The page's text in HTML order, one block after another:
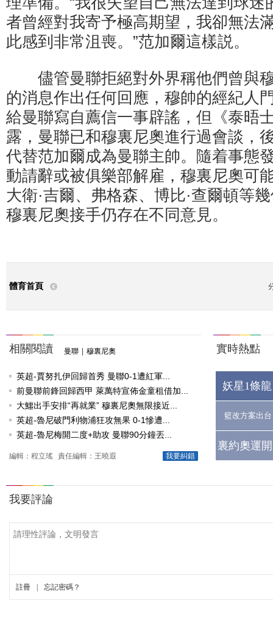
者曾經對我寄予極高期望，我卻無法
此感到非常沮喪。”范加爾這樣説。
儘管曼聯拒絕對外界稱他們曾與
的消息作出任何回應，穆帥的經紀人
給曼聯寫自薦信一事辟謠，但《泰晤
露，曼聯已和穆裏尼奧進行過會談，
代替范加爾成為曼聯主帥。隨着事態
動請辭或被俱樂部解雇，穆裏尼奧可
大衛·吉爾、弗格森、博比·查爾頓等
穆裏尼奧接手仍存在不同意見。
體育首頁
相關閱讀 曼聯 穆裏尼奧
英超-賈努扎伊回歸首秀 曼聯0-1遭紅軍...
前曼聯前鋒回歸西甲 萊萬特宣佈金童租借加...
大鱷出手安排“再就業” 穆裏尼奧無限接近...
英超-魯尼破門利物浦狂攻無果 0-1慘遭...
英超-魯尼梅開二度+助攻 曼聯90分鐘丟...
我要糾錯
編輯：程立瑤 責任編輯：王曉遐
實時熱點
妖星1條
籃改方案出台
裏約奧運